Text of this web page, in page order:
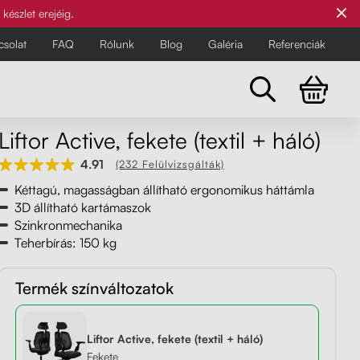
erejéig.
FAQ Rólunk Blog Galéria Referenciák
A legigényesebbeknek
Összes szék
Fedezze fel a Liftor összes irodai és
egyensúlyozó székét az
egészségesebb és kényelmesebb
munkanap érdekében.
A legigényesebbeknek
Liftor Active, fekete (textil + háló)
4.91 (232 Felülvizsgálták)
Kéttagú, magasságban állítható ergonomikus háttámla
3D állítható kartámaszok
Szinkronmechanika
Teherbírás: 150 kg
Termék színváltozatok
Liftor Active, fekete (textil + háló)
Fekete